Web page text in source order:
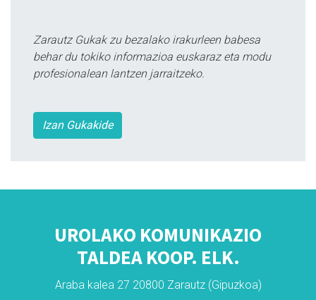
Zarautz Gukak zu bezalako irakurleen babesa
behar du tokiko informazioa euskaraz eta modu
profesionalean lantzen jarraitzeko.
Izan Gukakide
UROLAKO KOMUNIKAZIO
TALDEA KOOP. ELK.
Araba kalea 27 20800 Zarautz (Gipuzkoa)